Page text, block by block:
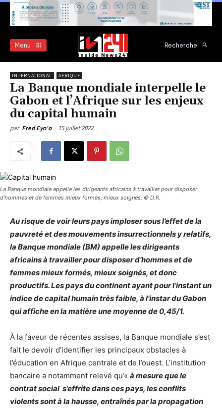
Menu Recherche
INTERNATIONAL AFRIQUE
La Banque mondiale interpelle le
Gabon et l’Afrique sur les enjeux
du capital humain
par Fred Eyo'o 15 juillet 2022
La Banque mondiale appelle les dirigeants africains à travailler pour disposer
d'hommes et de femmes mieux formés, mieux soignés. © D.R.
Au risque de voir leurs pays imploser sous l’effet de la
pauvreté et des mouvements insurrectionnels y relatifs,
la Banque mondiale (BM) appelle les dirigeants
africains à travailler pour disposer d’hommes et de
femmes mieux formés, mieux soignés, et donc
productifs. Les pays du continent ayant pour l’instant un
indice de capital humain très faible, à l’instar du Gabon
qui affiche en la matière une moyenne de 0,45/1.
À la faveur de récentes assises, la Banque mondiale s’est
fait le devoir d’identifier les principaux obstacles à
l’éducation en Afrique centrale et de l’ouest. L’institution
bancaire a notamment relevé qu’« à mesure que le
contrat social s’effrite dans ces pays, les conflits
violents sont à la hausse, entraînés par la propagation